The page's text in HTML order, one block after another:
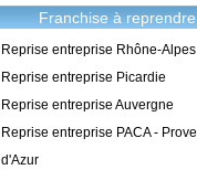
Franchise à
Reprise entreprise Rhône-Alpes
Reprise entreprise Picardie
Reprise entreprise Auvergne
Reprise entreprise PACA -
d'Azur